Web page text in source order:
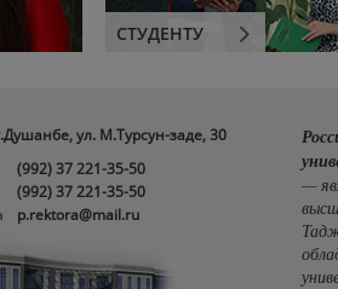
СТУДЕНТУ
ул. М.Турсун-заде, 30
(992) 37 221-35-50
(992) 37 221-35-50
p.rektora@mail.ru
—